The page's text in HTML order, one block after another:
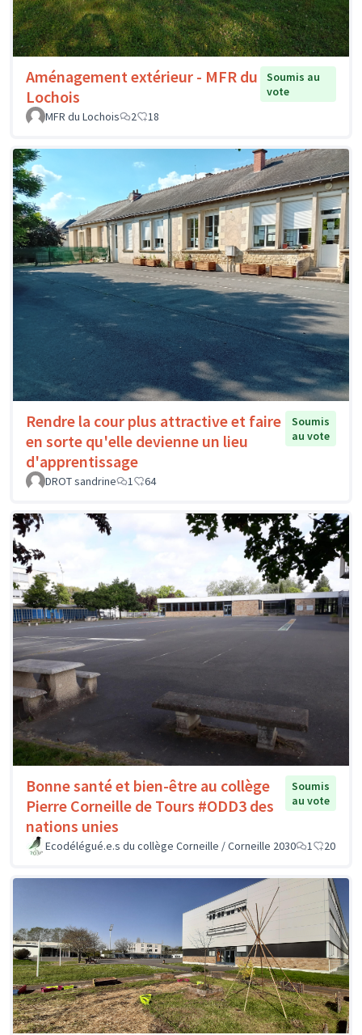
Aménagement extérieur - MFR du
Lochois
Soumis au
vote
MFR du Lochois
2 18
Rendre la cour plus attractive et faire
en sorte qu'elle devienne un lieu
d'apprentissage
Soumis
au vote
DROT sandrine 1 64
Bonne santé et bien-être au collège
Pierre Corneille de Tours #ODD3 des
nations unies
Soumis
au vote
Ecodélégué.e.s du collège Corneille / Corneille 2030 1 20